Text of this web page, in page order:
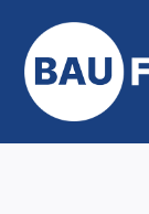
Inhalt
springen